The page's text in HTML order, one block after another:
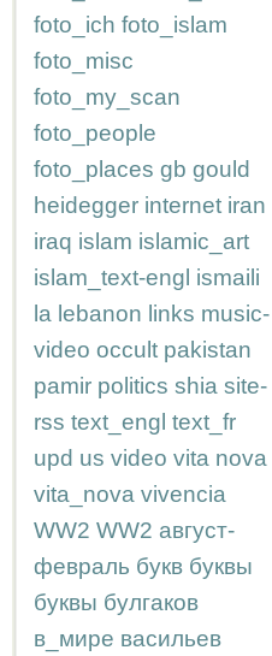
foto_ich foto_islam
foto_misc
foto_my_scan
foto_people
foto_places gb gould
heidegger internet iran
iraq islam islamic_art
islam_text-engl ismaili
la lebanon links music-
video occult pakistan
pamir politics shia site-
rss text_engl text_fr
upd us video vita nova
vita_nova vivencia
WW2 WW2 август-
февраль букв буквы
буквы булгаков
в_мире васильев